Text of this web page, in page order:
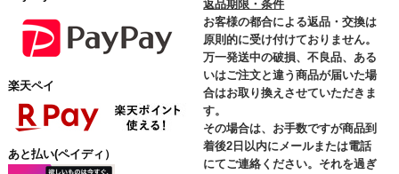
楽天ペイ
あと払い(ペイディ）
返品期限・条件
お客様の都合による返品・交換は
原則的に受け付けておりません。
万一発送中の破損、不良品、ある
いはご注文と違う商品が届いた場
合はお取り換えさせていただきま
す。
その場合は、お手数ですが商品到
着後2日以内にメールまたは電話
にてご連絡ください。それを過ぎ